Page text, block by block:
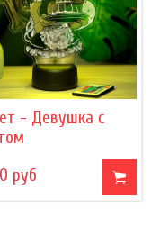
- Девушка с
руб